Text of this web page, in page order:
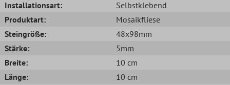
Installationsart:
Selbstklebend
Produktart:
Mosaikfliese
Steingröße:
48x98mm
Stärke:
5mm
Breite:
10 cm
Länge:
10 cm